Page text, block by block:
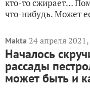
кто-то сжирает…
что-нибудь. Может
Makta 24 апреля
Началось
рассады
может быть и